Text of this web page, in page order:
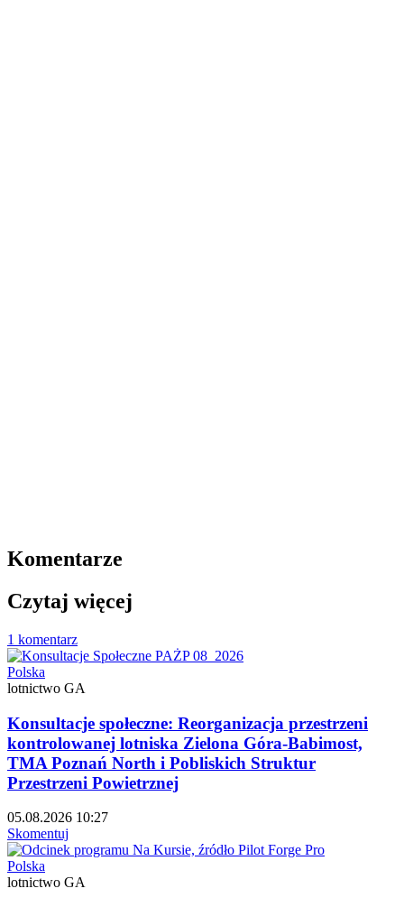
Komentarze
Czytaj więcej
1 komentarz
Polska
lotnictwo GA
Konsultacje społeczne: Reorganizacja przestrzeni
kontrolowanej lotniska Zielona Góra-Babimost,
TMA Poznań North i Pobliskich Struktur
Przestrzeni Powietrznej
05.08.2026 10:27
Skomentuj
Polska
lotnictwo GA